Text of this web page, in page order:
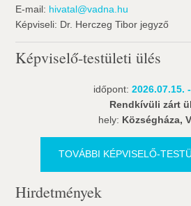
E-mail: hivatal@vadna.hu
Képviseli: Dr. Herczeg Tibor jegyző
Képviselő-testületi ülés
időpont: 2026.07.15.
Rendkívüli zárt
hely: Községháza,
TOVÁBBI KÉPVISELŐ-
Hirdetmények